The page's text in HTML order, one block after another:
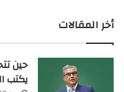
أخر المقالات
حين
يكتب